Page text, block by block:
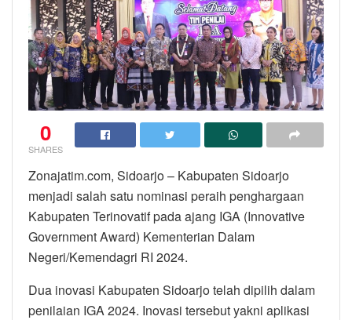
0
SHARES
Zonajatim.com, Sidoarjo – Kabupaten Sidoarjo
menjadi salah satu nominasi peraih penghargaan
Kabupaten Terinovatif pada ajang IGA (Innovative
Government Award) Kementerian Dalam
Negeri/Kemendagri RI 2024.
Dua inovasi Kabupaten Sidoarjo telah dipilih dalam
penilaian IGA 2024. Inovasi tersebut yakni aplikasi